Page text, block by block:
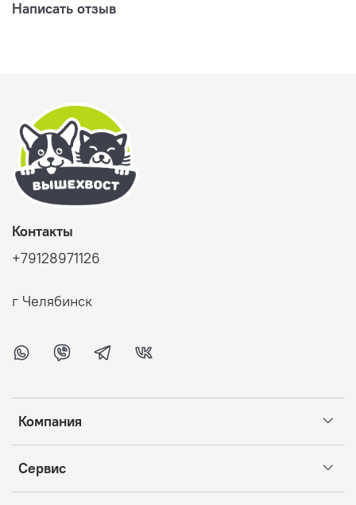
Написать отзыв
Компания
Сервис
Контакты
+79128971126
г Челябинск